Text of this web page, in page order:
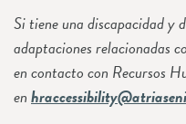
Si tiene una discapacidad y
adaptaciones relacionadas
en contacto con Recursos
en